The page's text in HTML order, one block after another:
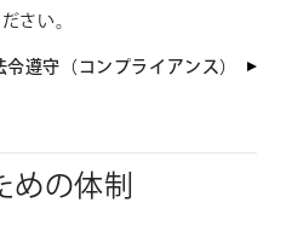
さい。
令遵守（コンプライアンス）
めの体制